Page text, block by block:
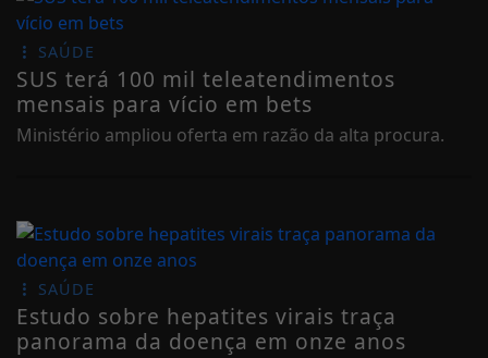
SAÚDE
SUS terá 100 mil teleatendimentos
mensais para vício em bets
Ministério ampliou oferta em razão da alta procura.
SAÚDE
Estudo sobre hepatites virais traça
panorama da doença em onze anos